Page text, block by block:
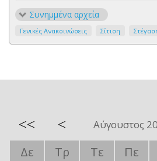
Συνημμένα αρχεία
Γενικές Ανακοινώσεις Σίτιση
<< < Αύγουστος
Δε Τρ Τε Πε